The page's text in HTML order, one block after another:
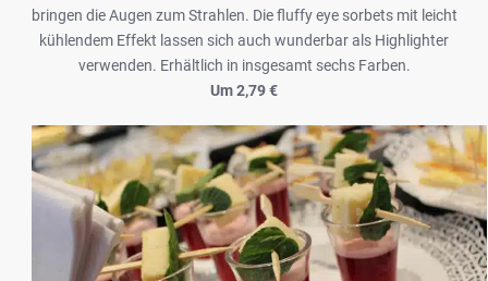
bringen die Augen zum Strahlen. Die fluffy eye sorbets mit leicht
kühlendem Effekt lassen sich auch wunderbar als Highlighter
verwenden. Erhältlich in insgesamt sechs Farben.
Um 2,79 €